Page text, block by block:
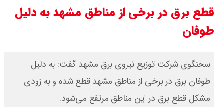
قطع برق در برخی از مناطق مشهد به دلیل
طوفان
سخنگوی شرکت توزیع نیروی برق مشهد ‌گفت: به دلیل
طوفان برق در برخی از مناطق مشهد قطع شده و به زودی
مشکل قطع برق در این مناطق مرتفع می‌شود.